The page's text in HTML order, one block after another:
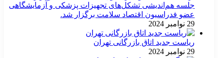
جلسه هم‌اندیشی تشکل‌های تجهیزات پزشکی و آزمایشگاهی
عضو فدراسیون اقتصاد سلامت برگزار شد.
29 نوامبر 2024
ریاست جدید اتاق بازرگانی تهران
29 نوامبر 2024